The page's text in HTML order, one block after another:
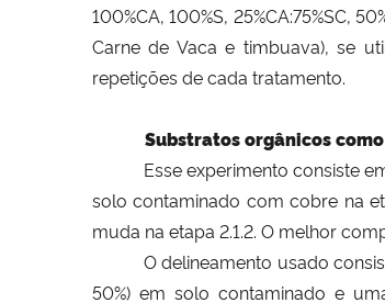
100%CA, 100%S, 25%CA:75%SC,
Carne de Vaca e timbuava), se
repetições de cada tratamento.
Substratos orgânicos
Esse experimento consiste
solo contaminado com cobre na
muda na etapa 2.1.2. O melhor
O delineamento usado
50%) em solo contaminado e